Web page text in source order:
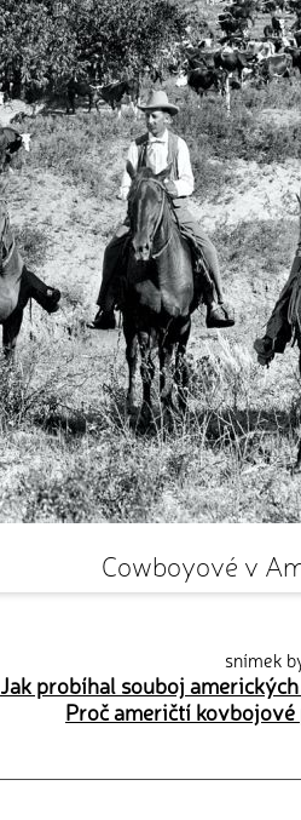
Cowboyové v
snímek
Jak probíhal souboj
Proč američtí